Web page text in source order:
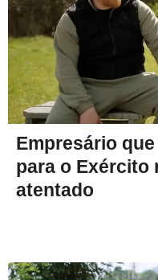
Empresário
para o Exército
atentado